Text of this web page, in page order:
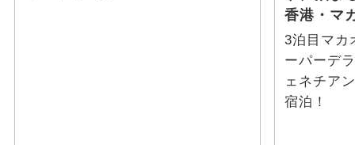
香港・マ
3泊目マカ
ーパーデ
ェネチア
宿泊！